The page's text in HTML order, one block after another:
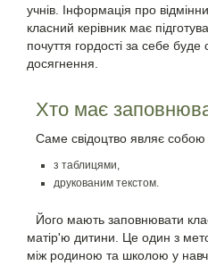
учнів. Інформація про
класний керівник має
почуття гордості за себе
досягнення.
Хто має
Саме свідоцтво являє собою
з таблицями,
друкованим текстом.
Його мають заповнювати
матір'ю дитини. Це один з
між родиною та школою у